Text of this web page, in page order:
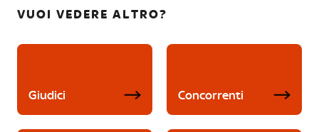
VUOI VEDERE ALTRO?
Giudici Concorrenti